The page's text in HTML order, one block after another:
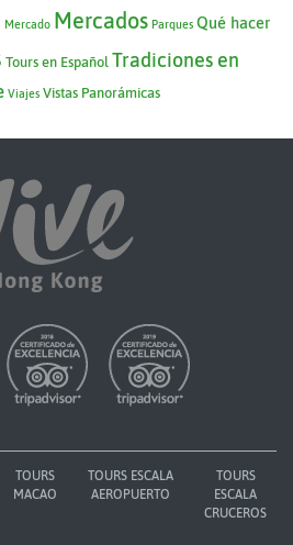
Mercado Mercados Parques Qué hacer
Tours en Español Tradiciones en
Viajes Vistas Panorámicas
TOURS
MACAO
TOURS ESCALA
AEROPUERTO
TOURS
ESCALA
CRUCEROS